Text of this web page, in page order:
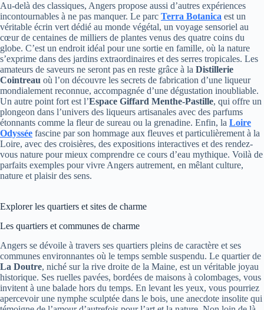
Au-delà des classiques, Angers propose aussi d’autres expériences
incontournables à ne pas manquer. Le parc Terra Botanica est un
véritable écrin vert dédié au monde végétal, un voyage sensoriel au
cœur de centaines de milliers de plantes venus des quatre coins du
globe. C’est un endroit idéal pour une sortie en famille, où la nature
s’exprime dans des jardins extraordinaires et des serres tropicales. Les
amateurs de saveurs ne seront pas en reste grâce à la Distillerie
Cointreau où l’on découvre les secrets de fabrication d’une liqueur
mondialement reconnue, accompagnée d’une dégustation inoubliable.
Un autre point fort est l’Espace Giffard Menthe-Pastille, qui offre un
plongeon dans l’univers des liqueurs artisanales avec des parfums
étonnants comme la fleur de sureau ou la grenadine. Enfin, la Loire
Odyssée fascine par son hommage aux fleuves et particulièrement à la
Loire, avec des croisières, des expositions interactives et des rendez-
vous nature pour mieux comprendre ce cours d’eau mythique. Voilà de
parfaits exemples pour vivre Angers autrement, en mêlant culture,
nature et plaisir des sens.
Explorer les quartiers et sites de charme
Les quartiers et communes de charme
Angers se dévoile à travers ses quartiers pleins de caractère et ses
communes environnantes où le temps semble suspendu. Le quartier de
La Doutre, niché sur la rive droite de la Maine, est un véritable joyau
historique. Ses ruelles pavées, bordées de maisons à colombages, vous
invitent à une balade hors du temps. En levant les yeux, vous pourriez
apercevoir une nymphe sculptée dans le bois, une anecdote insolite qui